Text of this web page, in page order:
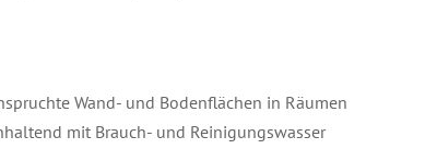
Wand- und Bodenflächen in Räumen
mit Brauch- und Reinigungswasser